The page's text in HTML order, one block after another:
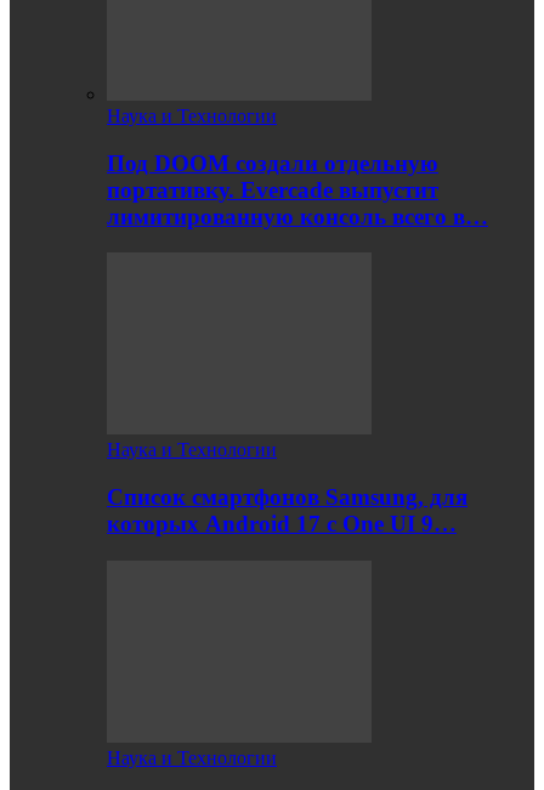
Наука и Технологии
Под DOOM создали отдельную
портативку. Evercade выпустит
лимитированную консоль всего в…
Наука и Технологии
Список смартфонов Samsung, для
которых Android 17 с One UI 9…
Наука и Технологии